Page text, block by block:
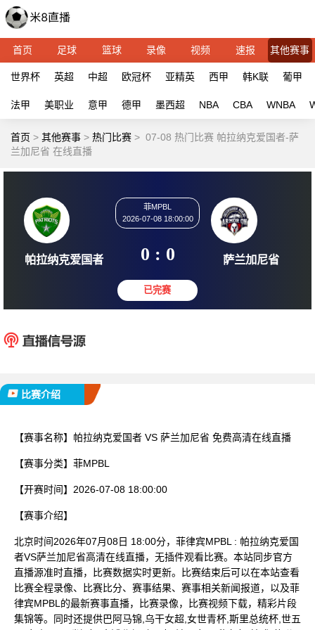
首页 足球 篮球 录像 视频 速报 其他赛事
世界杯 英超 中超 欧冠杯 亚精英 西甲 韩K联 葡甲
法甲 美职业 意甲 德甲 墨西超 NBA CBA WNBA
首页 > 其他赛事 > 热门比赛 > 07-08 热门比赛 帕拉纳克爱国者-萨
兰加尼省 在线直播
2026-07-08 18:00:00
0 : 0
比赛介绍
【赛事名称】 帕拉纳克爱国者 VS 萨兰加尼省 免费高清在线直播
【赛事分类】 菲MPBL
【开赛时间】 2026-07-08 18:00:00
【赛事介绍】
北京时间2026年07月08日 18:00分，菲律宾MPBL : 帕拉纳克爱国
者VS萨兰加尼省高清在线直播，无插件观看比赛。本站同步官方
直播源准时直播，比赛数据实时更新。比赛结束后可以在本站查看
比赛全程录像、比赛比分、赛事结果、赛事相关新闻报道，以及菲
律宾MPBL的最新赛事直播，比赛录像，比赛视频下载，精彩片段
集锦等。同时还提供巴阿马锦,乌干女超,女世青杯,斯里总统杯,世五